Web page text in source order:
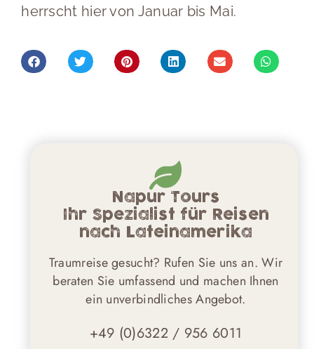
herrscht hier von Januar bis Mai.
Napur Tours
Ihr Spezialist für Reisen
nach Lateinamerika
Traumreise gesucht? Rufen Sie uns an. Wir
beraten Sie umfassend und machen Ihnen
ein unverbindliches Angebot.
+49 (0)6322 / 956 6011